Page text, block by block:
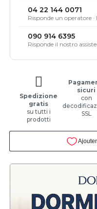
04 22 144 0071
Risponde un operatore
090 914 6395
Risponde il nostro
Spedizione
gratis
su tutti i
prodotti
sicuri
con
SSL